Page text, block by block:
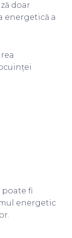
doar
energetică a
poate fi
energetic